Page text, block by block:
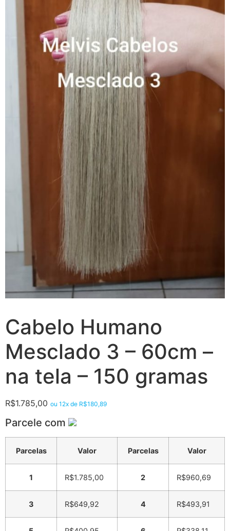
Cabelo Humano
Mesclado 3 – 60cm –
na tela – 150 gramas
R$1.785,00 ou 12x de R$180,89
Parcele com
Parcelas Valor Parcelas Valor
1 R$1.785,00 2 R$960,69
3 R$649,92 4 R$493,91